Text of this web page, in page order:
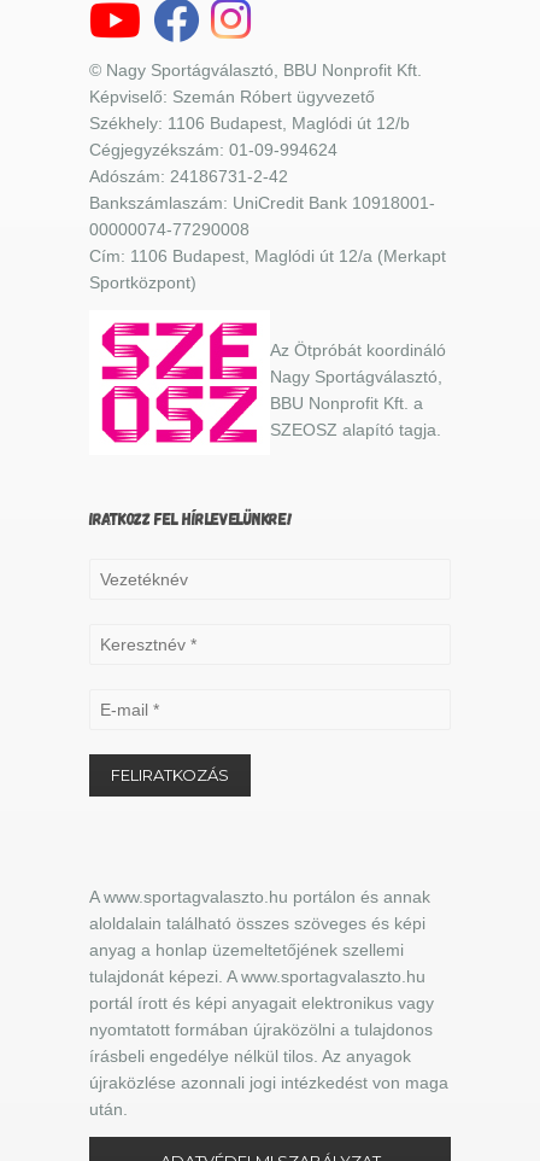
© Nagy Sportágválasztó, BBU Nonprofit Kft.
Képviselő: Szemán Róbert ügyvezető
Székhely: 1106 Budapest, Maglódi út 12/b
Cégjegyzékszám: 01-09-994624
Adószám: 24186731-2-42
Bankszámlaszám: UniCredit Bank 10918001-
00000074-77290008
Cím: 1106 Budapest, Maglódi út 12/a (Merkapt
Sportközpont)
Az Ötpróbát koordináló
Nagy Sportágválasztó,
BBU Nonprofit Kft. a
SZEOSZ alapító tagja.
IRATKOZZ FEL HÍRLEVELÜNKRE!
A www.sportagvalaszto.hu portálon és annak
aloldalain található összes szöveges és képi
anyag a honlap üzemeltetőjének szellemi
tulajdonát képezi. A www.sportagvalaszto.hu
portál írott és képi anyagait elektronikus vagy
nyomtatott formában újraközölni a tulajdonos
írásbeli engedélye nélkül tilos. Az anyagok
újraközlése azonnali jogi intézkedést von maga
után.